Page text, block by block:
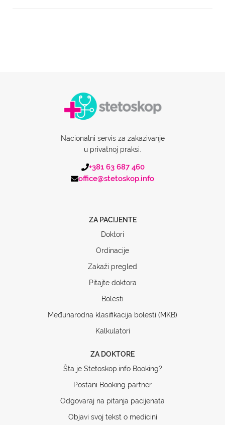
Nacionalni servis za zakazivanje
u privatnoj praksi.
+381 63 687 460
office@stetoskop.info
ZA PACIJENTE
Doktori
Ordinacije
Zakaži pregled
Pitajte doktora
Bolesti
Međunarodna klasifikacija bolesti (MKB)
Kalkulatori
ZA DOKTORE
Šta je Stetoskop.info Booking?
Postani Booking partner
Odgovaraj na pitanja pacijenata
Objavi svoj tekst o medicini